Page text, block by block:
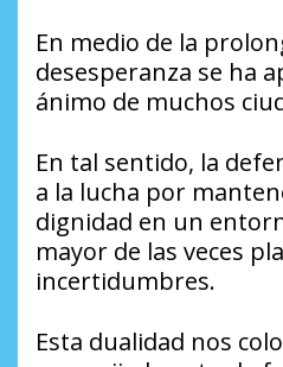
En medio de la
desesperanza se ha
ánimo de muchos
En tal sentido, la
a la lucha por
dignidad en un
mayor de las veces
incertidumbres.
Esta dualidad nos